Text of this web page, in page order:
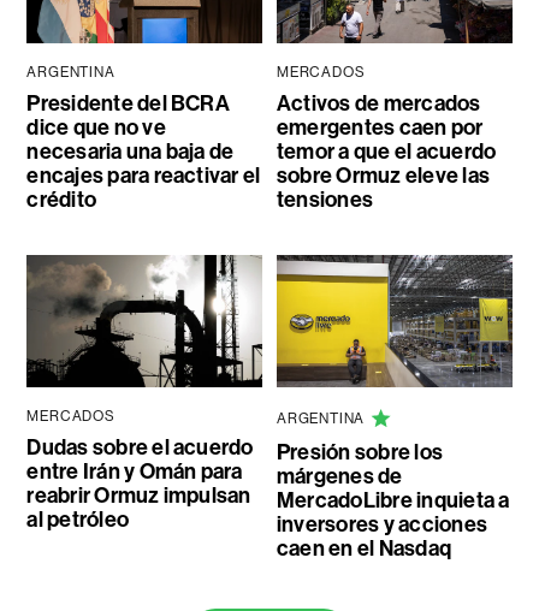
ARGENTINA
Presidente del BCRA
dice que no ve
necesaria una baja de
encajes para reactivar el
crédito
MERCADOS
Activos de mercados
emergentes caen por
temor a que el acuerdo
sobre Ormuz eleve las
tensiones
MERCADOS
Dudas sobre el acuerdo
entre Irán y Omán para
reabrir Ormuz impulsan
al petróleo
ARGENTINA
Presión sobre los
márgenes de
MercadoLibre inquieta a
inversores y acciones
caen en el Nasdaq